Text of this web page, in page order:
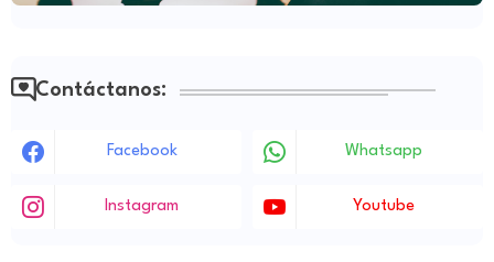
Contáctanos:
Facebook Whatsapp
Instagram Youtube